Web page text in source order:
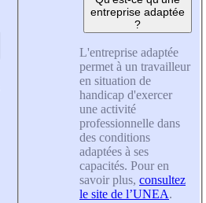
entreprise adaptée
?
L'entreprise adaptée
permet à un travailleur
en situation de
handicap d'exercer
une activité
professionnelle dans
des conditions
adaptées à ses
capacités. Pour en
savoir plus, consultez
le site de l’UNEA.